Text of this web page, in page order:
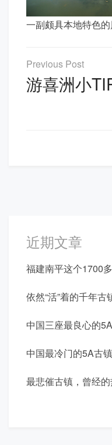
一副颇具本地特色的
文
章
游喜洲小
近期文章
福建南平这个1700
依然“活”着的千年
中国三座最良心的
中国最冷门的5A古
最悲催古镇，曾经